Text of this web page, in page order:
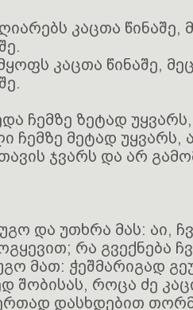
კაცთა წინაშე,
კაცთა წინაშე,
ჩემზე ზეტად
ჩემზე მეტად უყვარს,
ჯვარს და არ
და უთხრა მას: აი,
რა გვექნება
მათ: ჭეშმარიგად
შობისას, როცა ძე
დასხდებით